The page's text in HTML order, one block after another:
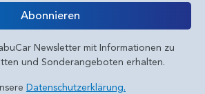
Abonnieren
Newsletter mit Informationen zu
und Sonderangeboten erhalten.
Datenschutzerklärung.